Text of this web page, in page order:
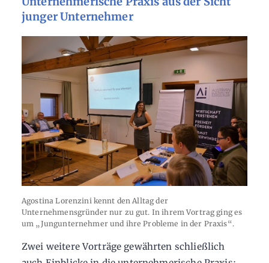
junger Unternehmer
Agostina Lorenzini kennt den Alltag der
Unternehmensgründer nur zu gut. In ihrem Vortrag ging es
um „Jungunternehmer und ihre Probleme in der Praxis“.
Zwei weitere Vorträge gewährten schließlich